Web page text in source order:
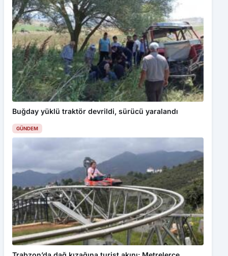
Buğday yüklü traktör devrildi, sürücü yaralandı
GÜNDEM
Trabzon’da dağ kızağına turist akını: Metrelerce
kuyruk oluşuyor
GÜNDEM